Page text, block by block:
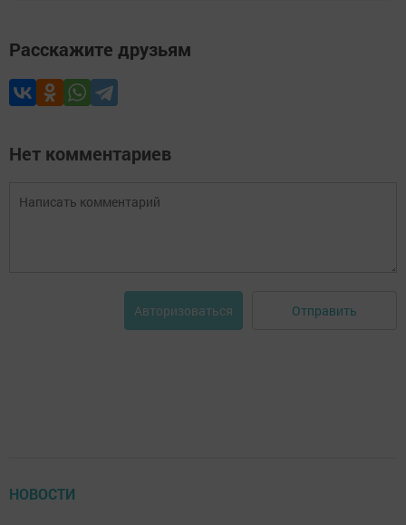
Расскажите друзьям
Нет комментариев
Авторизоваться Отправить
НОВОСТИ